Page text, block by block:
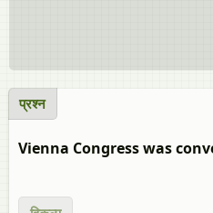
प्रश्न
Vienna Congress was